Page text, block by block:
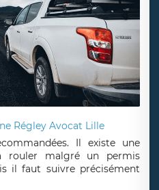
Régley Avocat Lille
Il existe une
rouler malgré un permis
il faut suivre précisément